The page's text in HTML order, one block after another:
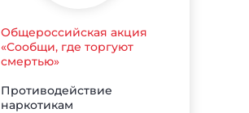
Общероссийская акция
«Сообщи, где торгуют
смертью»
Противодействие
наркотикам